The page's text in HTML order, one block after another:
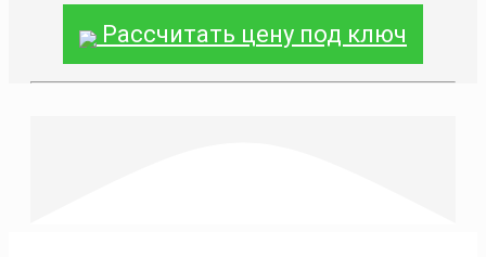
Рассчитать цену под ключ